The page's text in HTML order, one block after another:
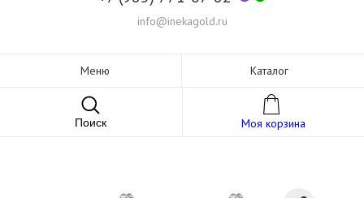
info@inekagold.ru
Меню Каталог
Поиск Моя корзина